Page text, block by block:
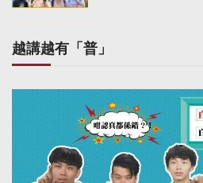
越講越有「普」